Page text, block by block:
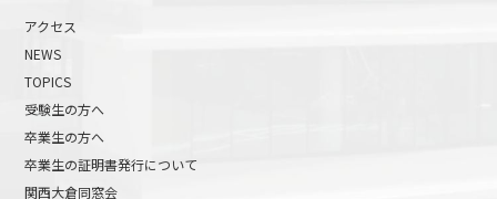
アクセス
NEWS
TOPICS
受験生の方へ
卒業生の方へ
卒業生の証明書発行について
関西大倉同窓会